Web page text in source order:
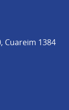
Cuareim 1384